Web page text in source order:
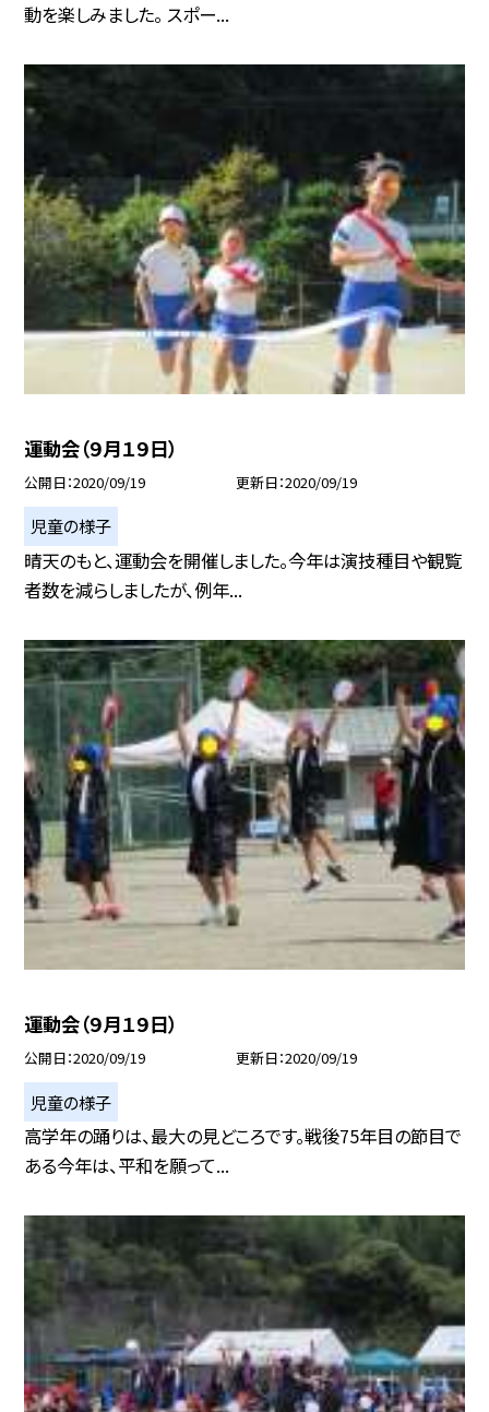
動を楽しみました。 スポー...
運動会（９月１９日）
公開日 2020/09/19 更新日 2020/09/19
児童の様子
晴天のもと、運動会を開催しました。今年は演技種目や観覧
者数を減らしましたが、例年...
運動会（９月１９日）
公開日 2020/09/19 更新日 2020/09/19
児童の様子
高学年の踊りは、最大の見どころです。戦後75年目の節目で
ある今年は、平和を願って...